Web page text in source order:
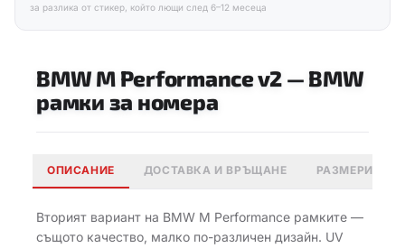
за разлика от стикер, който лющи след 6–12 месеца
BMW M Performance v2 — BMW
рамки за номера
ОПИСАНИЕ ДОСТАВКА И ВРЪЩАНЕ РАЗМЕРИ
Вторият вариант на BMW M Performance рамките —
същото качество, малко по-различен дизайн. UV